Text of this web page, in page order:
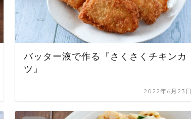
バッター液で作る『さくさくチキンカ
ツ』
2022年6月23日